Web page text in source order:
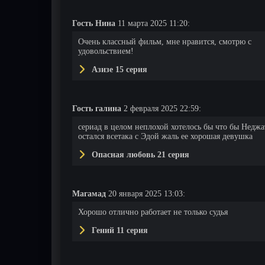
Гость Нина 11 марта 2025 11:20:
Очень классный фильм, мне нравится, смотрю с
удовольствием!
Азизе 15 серия
Гость галина 2 февраля 2025 22:59:
сериад в целом неплохой хотелось бы что бы
остался всетака с Эдой жаль ее хорошая девушка
Опасная любовь 21 серия
Магамад 20 января 2025 13:03:
Хорошо отлично работает не только судья
Гений 11 серия